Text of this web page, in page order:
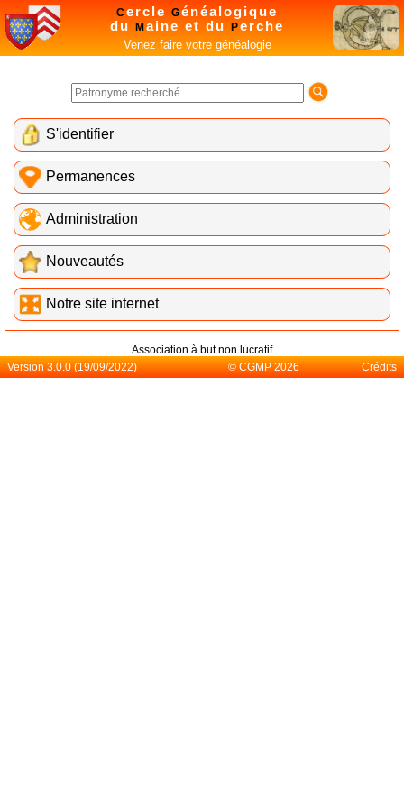
Cercle Généalogique
du
M aine et du Perche
Venez faire votre généalogie
S'identifier
Permanences
Administration
Nouveautés
Notre site internet
Association à but non lucratif
Version 3.0.0 (19/09/2022)
© CGMP 2026 Crédits